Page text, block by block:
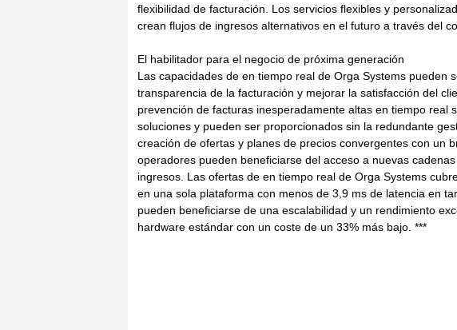
flexibilidad de facturación. Los servicios flexibles y
crean flujos de ingresos alternativos en el futuro a través del
El habilitador para el negocio de próxima generación
Las capacidades de en tiempo real de Orga Systems pueden
transparencia de la facturación y mejorar la satisfacción del
prevención de facturas inesperadamente altas en tiempo real
soluciones y pueden ser proporcionados sin la redundante
creación de ofertas y planes de precios convergentes con un
operadores pueden beneficiarse del acceso a nuevas
ingresos. Las ofertas de en tiempo real de Orga Systems
en una sola plataforma con menos de 3,9 ms de latencia en
pueden beneficiarse de una escalabilidad y un rendimiento
hardware estándar con un coste de un 33% más bajo. ***